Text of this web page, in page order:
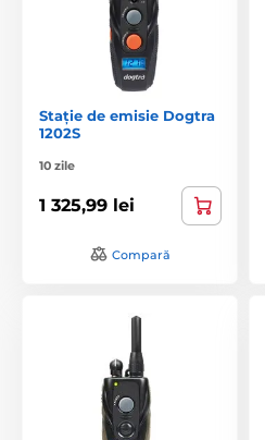
Stație de emisie Dogtra
1202S
10 zile
1 325,99 lei
Compară